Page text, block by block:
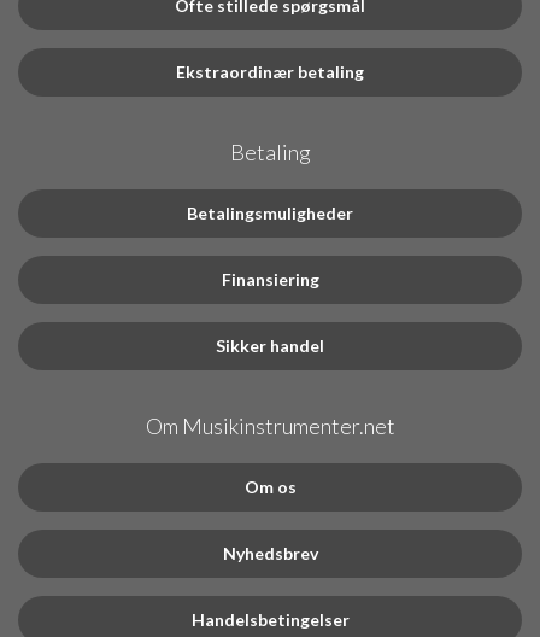
Ofte stillede spørgsmål
Ekstraordinær betaling
Betaling
Betalingsmuligheder
Finansiering
Sikker handel
Om Musikinstrumenter.net
Om os
Nyhedsbrev
Handelsbetingelser